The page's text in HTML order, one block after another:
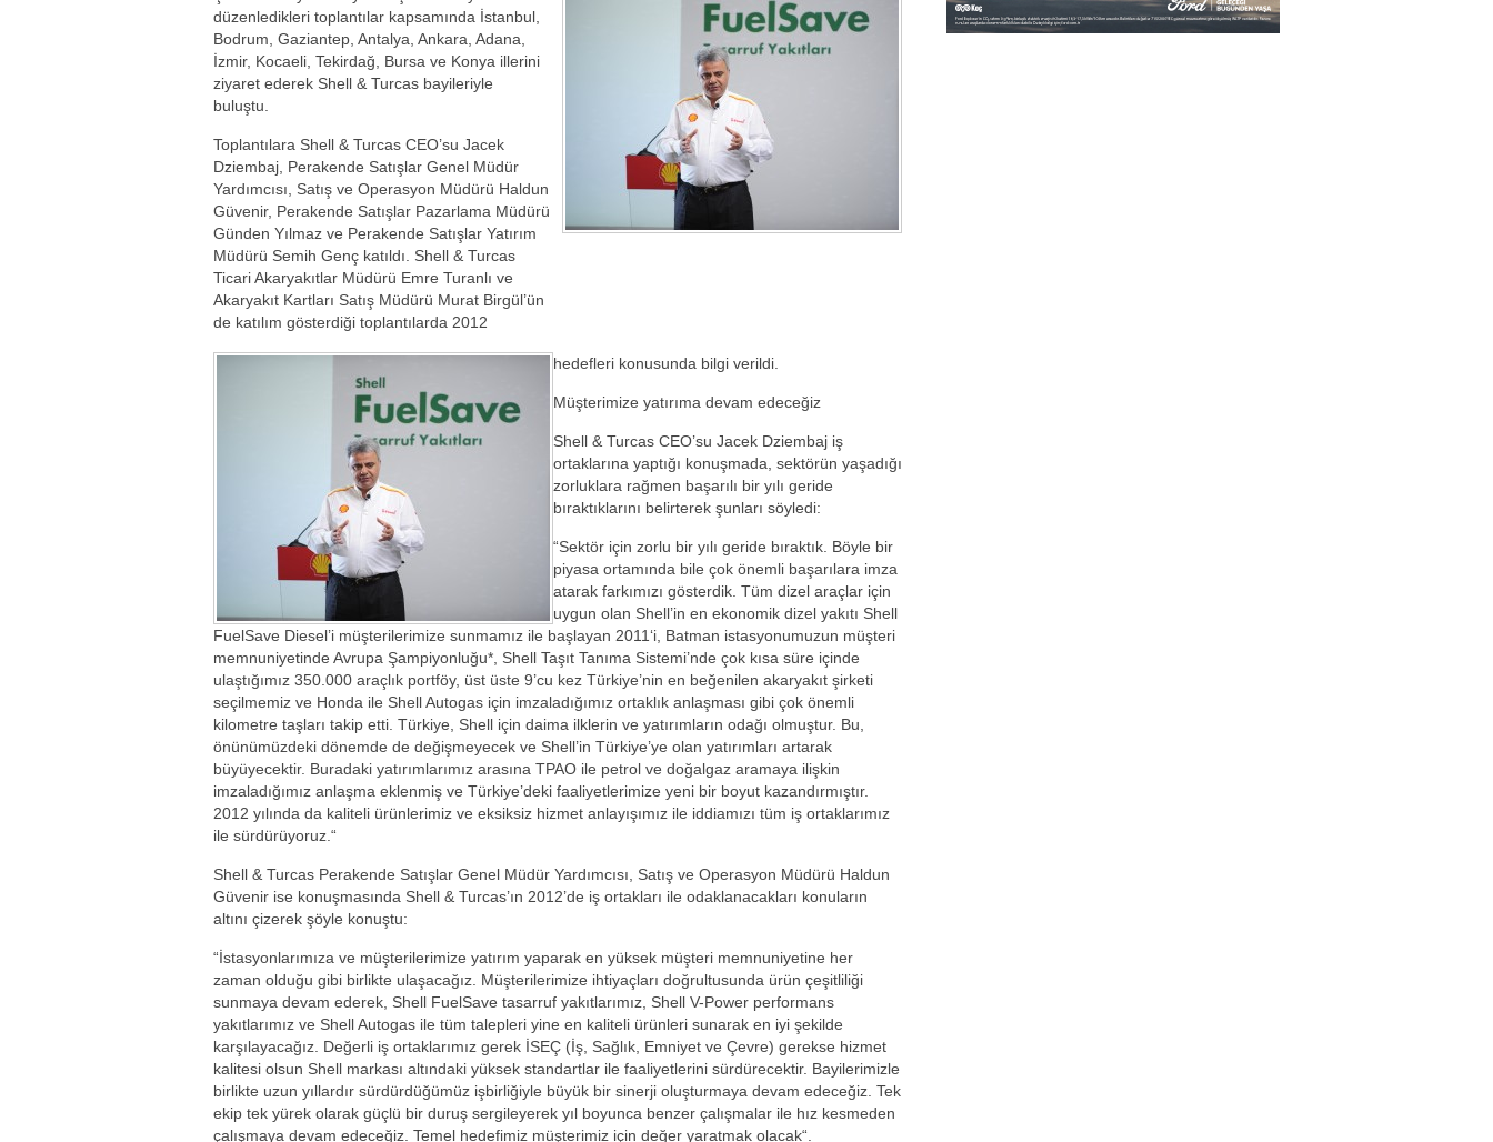
düzenledikleri toplantılar kapsamında İstanbul,
Bodrum, Gaziantep, Antalya, Ankara, Adana,
İzmir, Kocaeli, Tekirdağ, Bursa ve Konya illerini
ziyaret ederek Shell & Turcas bayileriyle
buluştu.
Toplantılara Shell & Turcas CEO’su Jacek
Dziembaj, Perakende Satışlar Genel Müdür
Yardımcısı, Satış ve Operasyon Müdürü Haldun
Güvenir, Perakende Satışlar Pazarlama Müdürü
Günden Yılmaz ve Perakende Satışlar Yatırım
Müdürü Semih Genç katıldı. Shell & Turcas
Ticari Akaryakıtlar Müdürü Emre Turanlı ve
Akaryakıt Kartları Satış Müdürü Murat Birgül’ün
de katılım gösterdiği toplantılarda 2012
hedefleri konusunda bilgi verildi.
Müşterimize yatırıma devam edeceğiz
Shell & Turcas CEO’su Jacek Dziembaj iş
ortaklarına yaptığı konuşmada, sektörün yaşadığı
zorluklara rağmen başarılı bir yılı geride
bıraktıklarını belirterek şunları söyledi:
“Sektör için zorlu bir yılı geride bıraktık. Böyle bir
piyasa ortamında bile çok önemli başarılara imza
atarak farkımızı gösterdik. Tüm dizel araçlar için
uygun olan Shell’in en ekonomik dizel yakıtı Shell
FuelSave Diesel’i müşterilerimize sunmamız ile başlayan 2011‘i, Batman istasyonumuzun müşteri
memnuniyetinde Avrupa Şampiyonluğu*, Shell Taşıt Tanıma Sistemi’nde çok kısa süre içinde
ulaştığımız 350.000 araçlık portföy, üst üste 9’cu kez Türkiye’nin en beğenilen akaryakıt şirketi
seçilmemiz ve Honda ile Shell Autogas için imzaladığımız ortaklık anlaşması gibi çok önemli
kilometre taşları takip etti. Türkiye, Shell için daima ilklerin ve yatırımların odağı olmuştur. Bu,
önünümüzdeki dönemde de değişmeyecek ve Shell’in Türkiye’ye olan yatırımları artarak
büyüyecektir. Buradaki yatırımlarımız arasına TPAO ile petrol ve doğalgaz aramaya ilişkin
imzaladığımız anlaşma eklenmiş ve Türkiye’deki faaliyetlerimize yeni bir boyut kazandırmıştır.
2012 yılında da kaliteli ürünlerimiz ve eksiksiz hizmet anlayışımız ile iddiamızı tüm iş ortaklarımız
ile sürdürüyoruz.“
Shell & Turcas Perakende Satışlar Genel Müdür Yardımcısı, Satış ve Operasyon Müdürü Haldun
Güvenir ise konuşmasında Shell & Turcas’ın 2012’de iş ortakları ile odaklanacakları konuların
altını çizerek şöyle konuştu:
“İstasyonlarımıza ve müşterilerimize yatırım yaparak en yüksek müşteri memnuniyetine her
zaman olduğu gibi birlikte ulaşacağız. Müşterilerimize ihtiyaçları doğrultusunda ürün çeşitliliği
sunmaya devam ederek, Shell FuelSave tasarruf yakıtlarımız, Shell V-Power performans
yakıtlarımız ve Shell Autogas ile tüm talepleri yine en kaliteli ürünleri sunarak en iyi şekilde
karşılayacağız. Değerli iş ortaklarımız gerek İSEÇ (İş, Sağlık, Emniyet ve Çevre) gerekse hizmet
kalitesi olsun Shell markası altındaki yüksek standartlar ile faaliyetlerini sürdürecektir. Bayilerimizle
birlikte uzun yıllardır sürdürdüğümüz işbirliğiyle büyük bir sinerji oluşturmaya devam edeceğiz. Tek
ekip tek yürek olarak güçlü bir duruş sergileyerek yıl boyunca benzer çalışmalar ile hız kesmeden
çalışmaya devam edeceğiz. Temel hedefimiz müşterimiz için değer yaratmak olacak“.